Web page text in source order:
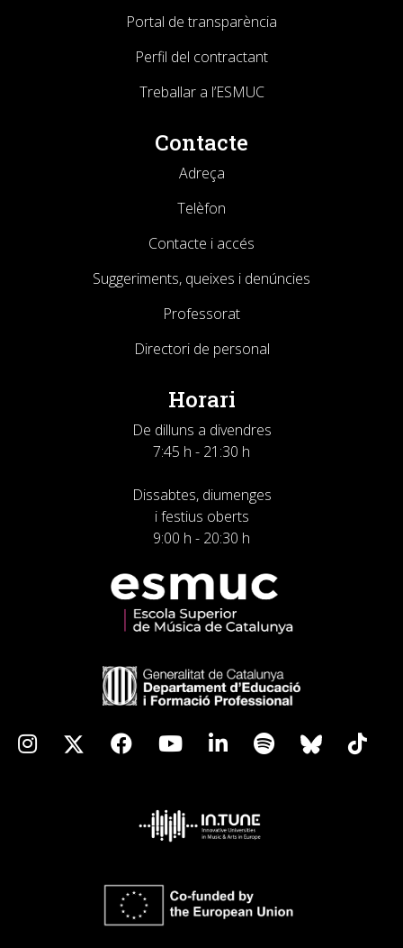
Portal de transparència
Perfil del contractant
Treballar a l’ESMUC
Contacte
Adreça
Telèfon
Contacte i accés
Suggeriments, queixes i denúncies
Professorat
Directori de personal
Horari
De dilluns a divendres
7:45 h - 21:30 h
Dissabtes, diumenges
i festius oberts
9:00 h - 20:30 h